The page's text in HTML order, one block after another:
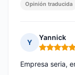
Opinión traducida
Y
Yannick
Nota: 5 de
Empresa seria,